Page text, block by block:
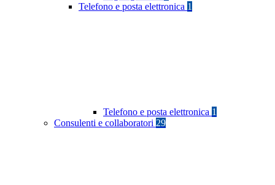
Telefono e posta elettronica 1
Telefono e posta elettronica 1
Consulenti e collaboratori 29